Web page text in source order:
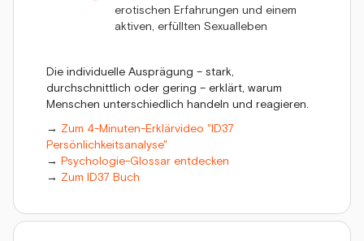
erotischen Erfahrungen und einem
aktiven, erfüllten Sexualleben
Die individuelle Ausprägung – stark,
durchschnittlich oder gering – erklärt, warum
Menschen unterschiedlich handeln und reagieren.
→ Zum 4-Minuten-Erklärvideo "ID37
Persönlichkeitsanalyse"
→ Psychologie-Glossar entdecken
→ Zum ID37 Buch